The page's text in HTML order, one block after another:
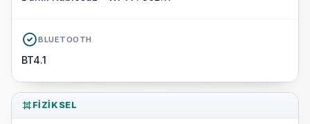
BLUETOOTH
BT4.1
FIZIKSEL